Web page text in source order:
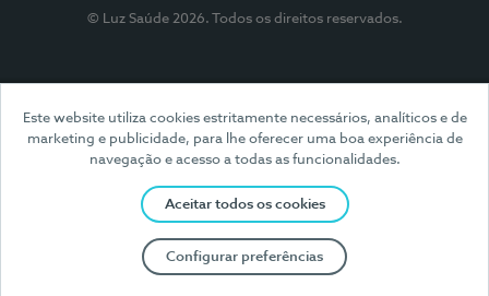
Este website utiliza cookies estritamente necessários, analíticos e de
marketing e publicidade, para lhe oferecer uma boa experiência de
navegação e acesso a todas as funcionalidades.
Aceitar todos os cookies
Configurar preferências
© Luz Saúde 2026. Todos os direitos reservados.